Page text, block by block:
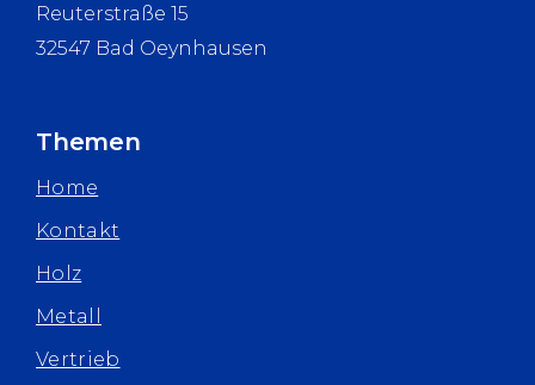
Reuterstraße 15
32547 Bad Oeynhausen
Themen
Home
Kontakt
Holz
Metall
Vertrieb